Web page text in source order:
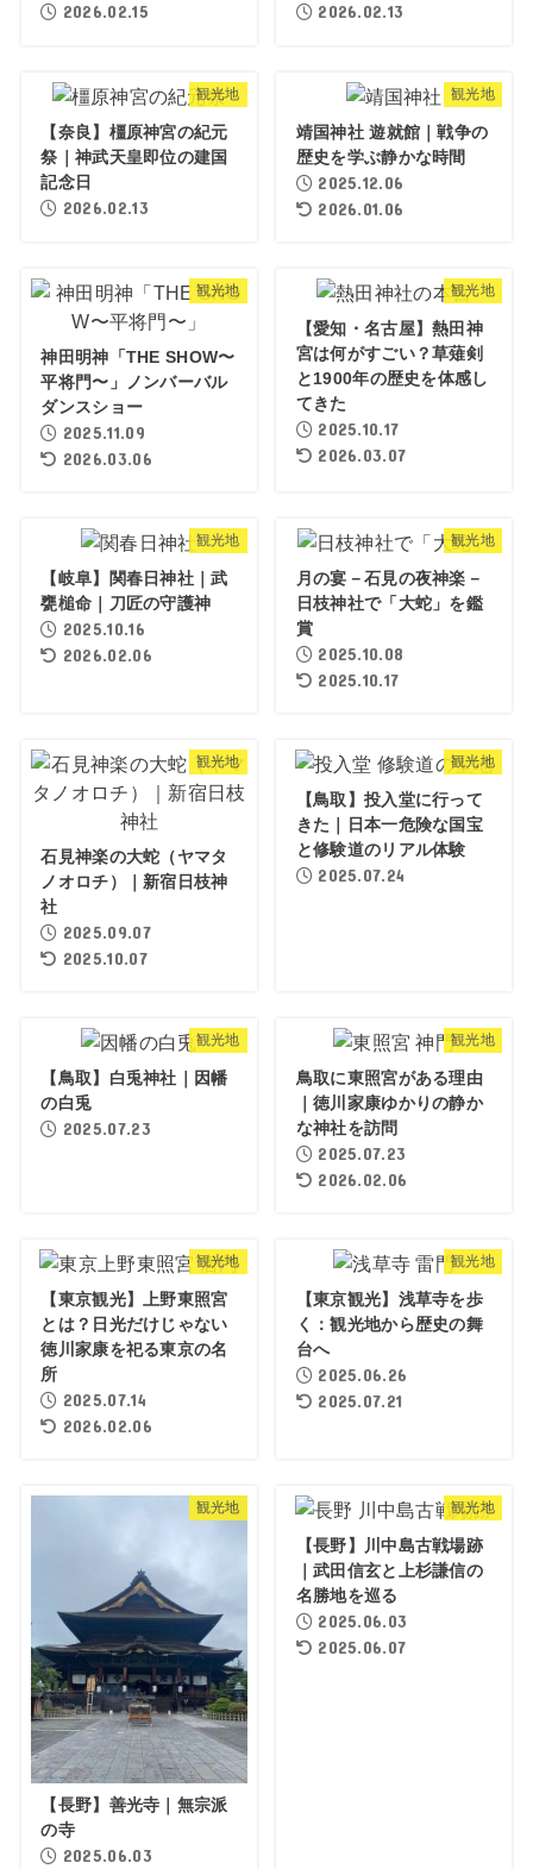
2026.02.15 2026.02.13
観光地
【奈良】橿原神宮の紀元
祭｜神武天皇即位の建国
記念日
2026.02.13
観光地
靖国神社 遊就館｜戦争の
歴史を学ぶ静かな時間
2025.12.06
2026.01.06
観光地
神田明神「THE SHOW〜
平将門〜」ノンバーバル
ダンスショー
2025.11.09
2026.03.06
観光地
【愛知・名古屋】熱田神
宮は何がすごい？草薙剣
と1900年の歴史を体感し
てきた
2025.10.17
2026.03.07
観光地
【岐阜】関春日神社｜武
甕槌命｜刀匠の守護神
2025.10.16
2026.02.06
観光地
月の宴－石見の夜神楽－
日枝神社で「大蛇」を鑑
賞
2025.10.08
2025.10.17
観光地
石見神楽の大蛇（ヤマタ
ノオロチ）｜新宿日枝神
社
2025.09.07
2025.10.07
観光地
【鳥取】投入堂に行って
きた｜日本一危険な国宝
と修験道のリアル体験
2025.07.24
観光地
【鳥取】白兎神社｜因幡
の白兎
2025.07.23
観光地
鳥取に東照宮がある理由
｜徳川家康ゆかりの静か
な神社を訪問
2025.07.23
2026.02.06
観光地
【東京観光】上野東照宮
とは？日光だけじゃない
徳川家康を祀る東京の名
所
2025.07.14
2026.02.06
観光地
【東京観光】浅草寺を歩
く：観光地から歴史の舞
台へ
2025.06.26
2025.07.21
観光地
【長野】善光寺｜無宗派
の寺
2025.06.03
観光地
【長野】川中島古戦場跡
｜武田信玄と上杉謙信の
名勝地を巡る
2025.06.03
2025.06.07